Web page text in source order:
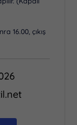
16.00, çıkış